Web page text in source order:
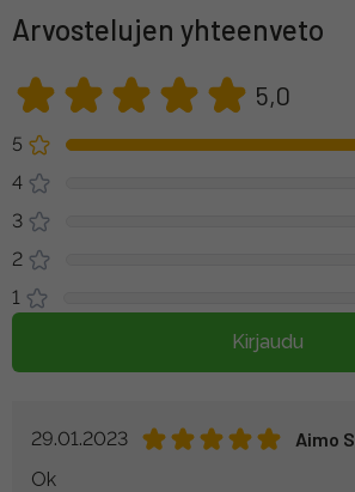
Arvostelujen yhteenveto
5,0
5
4
3
2
1
Kirjaudu
29.01.2023
Aimo
Ok